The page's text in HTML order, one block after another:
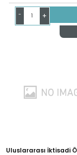
- +
Uluslararası İktisadi